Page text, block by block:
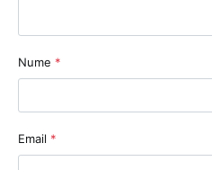
Nume *
Email *